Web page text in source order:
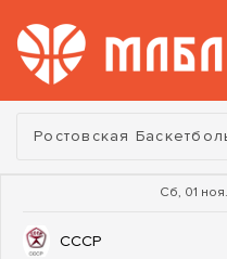
Турнир:
Ростовская
Сб, 01
СССР